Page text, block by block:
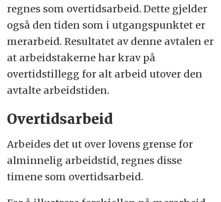
regnes som overtidsarbeid. Dette gjelder
også den tiden som i utgangspunktet er
merarbeid. Resultatet av denne avtalen er
at arbeidstakerne har krav på
overtidstillegg for alt arbeid utover den
avtalte arbeidstiden.
Overtidsarbeid
Arbeides det ut over lovens grense for
alminnelig arbeidstid, regnes disse
timene som overtidsarbeid.